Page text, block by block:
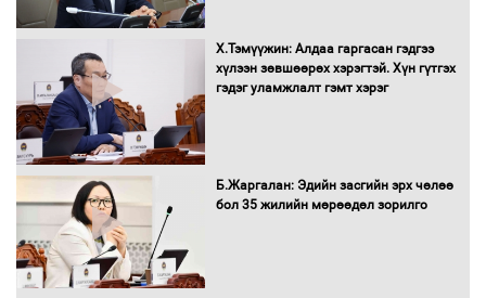
чиглэлийн төмөр замыг ашиглалтад
оруулахаар бэлтгэж байна
асаалаа
Х.Тэмүүжин: Алдаа гаргасан гэдгээ
хүлээн зөвшөөрөх хэрэгтэй. Хүн гүтгэх
гэдэг уламжлалт гэмт хэрэг
Б.Жаргалан: Эдийн засгийн эрх чөлөө
бол 35 жилийн мөрөөдөл зорилго